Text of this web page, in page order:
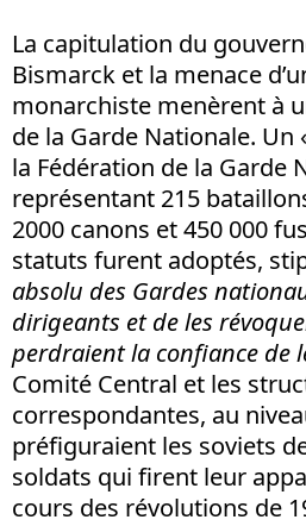
La capitulation du
Bismarck et la menace
monarchiste menèrent à
de la Garde Nationale. Un
la Fédération de la Garde
représentant 215
2000 canons et 450 000
statuts furent adoptés,
absolu des Gardes
dirigeants et de les
perdraient la confiance de
Comité Central et les
correspondantes, au
préfiguraient les soviets
soldats qui firent leur
cours des révolutions de